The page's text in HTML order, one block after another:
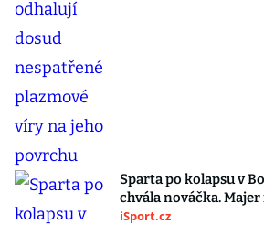
Sparta po kolapsu v
chvála nováčka.
iSport.cz